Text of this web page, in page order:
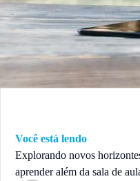
Você está lendo
Explorando novos
aprender além da sala de